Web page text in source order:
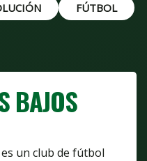
FÚTBOL
BAJOS
un club de fútbol